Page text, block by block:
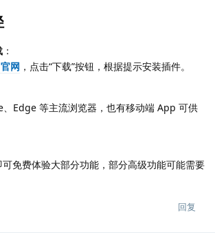
：
网 ，点击“下载”按钮，根据提示安装插件。
Edge 等主流浏览器，也有移动端 App 可供
免费体验大部分功能，部分高级功能可能需要
回复